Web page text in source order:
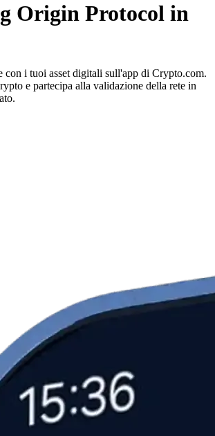
Origin Protocol in
con i tuoi asset digitali sull'app di Crypto.com.
e partecipa alla validazione della rete in